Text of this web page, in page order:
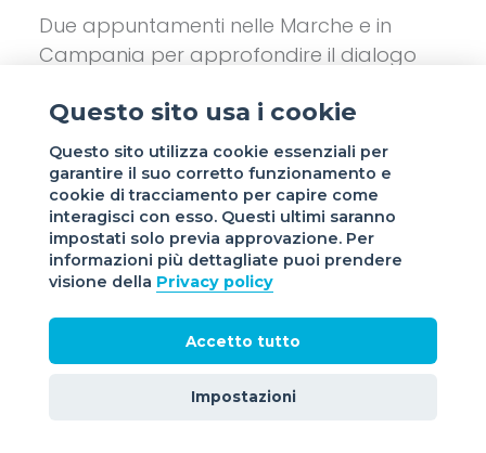
Due appuntamenti nelle Marche e in
Campania per approfondire il dialogo
Questo sito usa i cookie
Questo sito utilizza cookie essenziali per
garantire il suo corretto funzionamento e
cookie di tracciamento per capire come
interagisci con esso. Questi ultimi saranno
impostati solo previa approvazione. Per
informazioni più dettagliate puoi prendere
visione della Privacy policy
Accetto tutto
Impostazioni